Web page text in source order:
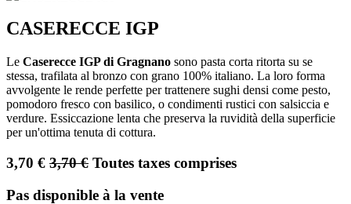
CASERECCE IGP
Le Caserecce IGP di Gragnano sono pasta corta ritorta su se
stessa, trafilata al bronzo con grano 100% italiano. La loro forma
avvolgente le rende perfette per trattenere sughi densi come pesto,
pomodoro fresco con basilico, o condimenti rustici con salsiccia e
verdure. Essiccazione lenta che preserva la ruvidità della superficie
per un'ottima tenuta di cottura.
3,70 € 3,70€ Toutes taxes comprises
Pas disponible à la vente